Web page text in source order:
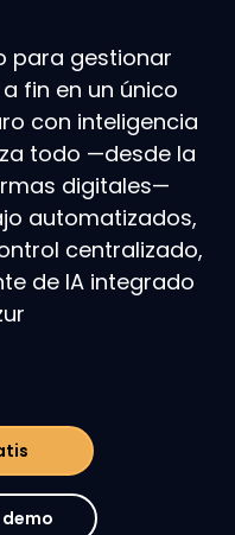
para gestionar
fin en un único
con inteligencia
todo —desde la
digitales—
automatizados,
centralizado,
de IA integrado
demo